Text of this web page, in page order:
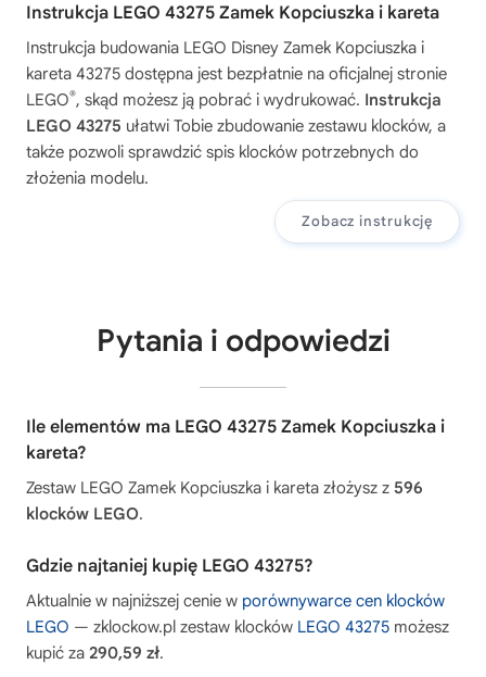
Instrukcja LEGO 43275 Zamek Kopciuszka i kareta
Instrukcja budowania LEGO Disney Zamek Kopciuszka i
kareta 43275 dostępna jest bezpłatnie na oficjalnej stronie
LEGO®, skąd możesz ją pobrać i wydrukować. Instrukcja
LEGO 43275 ułatwi Tobie zbudowanie zestawu klocków, a
także pozwoli sprawdzić spis klocków potrzebnych do
złożenia modelu.
Zobacz instrukcję
Pytania i odpowiedzi
Ile elementów ma LEGO 43275 Zamek Kopciuszka i
kareta?
Zestaw LEGO Zamek Kopciuszka i kareta złożysz z 596
klocków LEGO.
Gdzie najtaniej kupię LEGO 43275?
Aktualnie w najniższej cenie w porównywarce cen klocków
LEGO — zklockow.pl zestaw klocków LEGO 43275 możesz
kupić za 290,59 zł.